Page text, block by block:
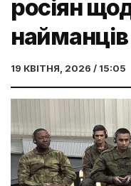
росіян
найманців
19 КВІТНЯ, 2026 / 15:05